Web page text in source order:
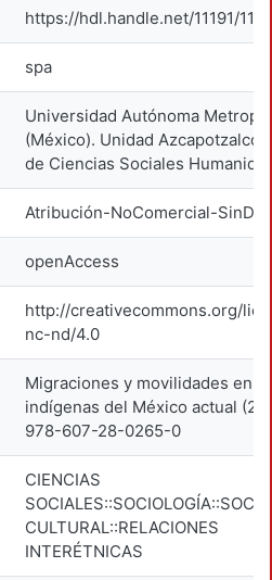
https://hdl.handle.net/11191/
spa
Universidad Autónoma
(México). Unidad Azcapotzalco.
de Ciencias Sociales
Atribución-NoComercial-
openAccess
http://creativecommons.org/
nc-nd/4.0
Migraciones y movilidades en
indígenas del México actual
978-607-28-0265-0
CIENCIAS
CULTURAL::RELACIONES
INTERÉTNICAS